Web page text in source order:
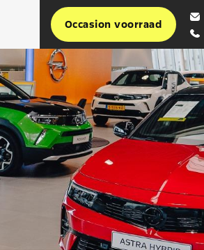
Occasion voorraad